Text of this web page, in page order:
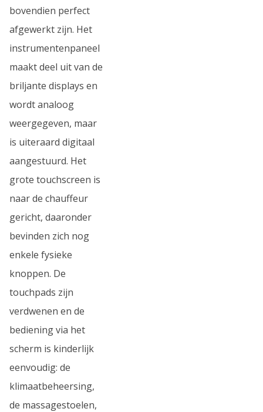
bovendien perfect
afgewerkt zijn. Het
instrumentenpaneel
maakt deel uit van de
briljante displays en
wordt analoog
weergegeven, maar
is uiteraard digitaal
aangestuurd. Het
grote touchscreen is
naar de chauffeur
gericht, daaronder
bevinden zich nog
enkele fysieke
knoppen. De
touchpads zijn
verdwenen en de
bediening via het
scherm is kinderlijk
eenvoudig: de
klimaatbeheersing,
de massagestoelen,